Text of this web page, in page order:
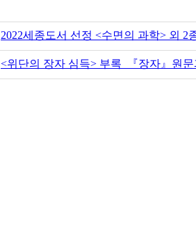
2022세종도서 선정 <수면의 과학> 외 2
<위단의 장자 심득> 부록_『장자』원